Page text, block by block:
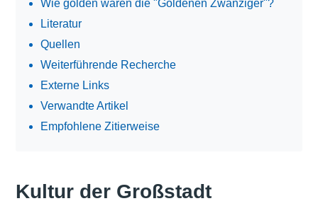
Wie golden waren die "Goldenen Zwanziger"?
Literatur
Quellen
Weiterführende Recherche
Externe Links
Verwandte Artikel
Empfohlene Zitierweise
Kultur der Großstadt